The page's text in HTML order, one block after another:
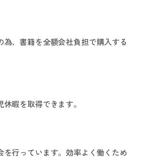
為、書籍を全額会社負担で購入する
暇を取得できます。
を行っています。効率よく働くため